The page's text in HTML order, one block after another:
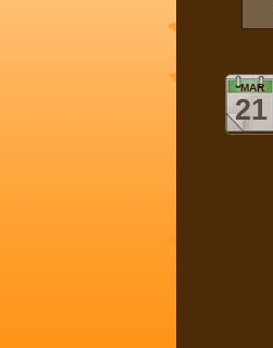
MAR
21